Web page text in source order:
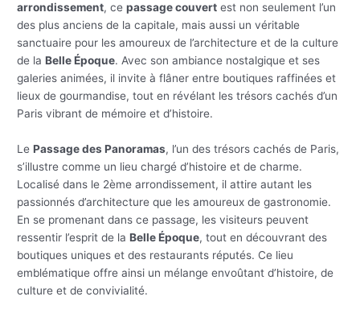
arrondissement, cepassage couvert est non seulement l’un
des plus anciens de la capitale, mais aussi un véritable
sanctuaire pour les amoureux de l’architecture et de la culture
de laBelle Époque. Avec son ambiance nostalgique et ses
galeries animées, il invite à flâner entre boutiques raffinées et
lieux de gourmandise, tout en révélant les trésors cachés d’un
Paris vibrant de mémoire et d’histoire.
LePassage des Panoramas, l’un des trésors cachés de Paris,
s’illustre comme un lieu chargé d’histoire et de charme.
Localisé dans le 2ème arrondissement, il attire autant les
passionnés d’architecture que les amoureux de gastronomie.
En se promenant dans ce passage, les visiteurs peuvent
ressentir l’esprit de laBelle Époque, tout en découvrant des
boutiques uniques et des restaurants réputés. Ce lieu
emblématique offre ainsi un mélange envoûtant d’histoire, de
culture et de convivialité.